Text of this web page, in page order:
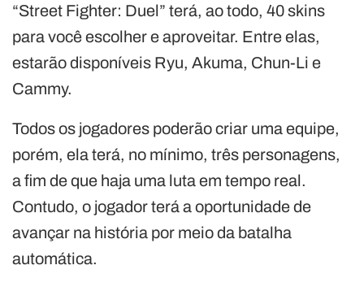
“Street Fighter: Duel” terá, ao todo, 40 skins
para você escolher e aproveitar. Entre elas,
estarão disponíveis Ryu, Akuma, Chun-Li e
Cammy.
Todos os jogadores poderão criar uma equipe,
porém, ela terá, no mínimo, três personagens,
a fim de que haja uma luta em tempo real.
Contudo, o jogador terá a oportunidade de
avançar na história por meio da batalha
automática.